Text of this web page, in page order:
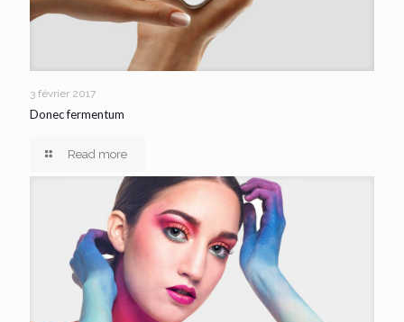
3 février 2017
Donec fermentum
Read more